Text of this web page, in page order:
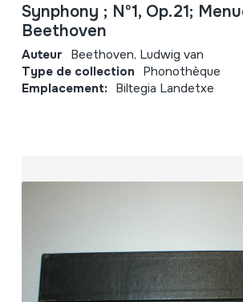
Synphony ; Nº1, Op.21;
Beethoven
Auteur Beethoven, Ludwig van
Type de collection Phonothèque
Emplacement: Biltegia Landetxe